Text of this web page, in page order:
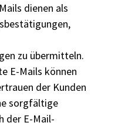
dienen als
zu übermitteln.
E-Mails können
der Kunden
sorgfältige
der E-Mail-